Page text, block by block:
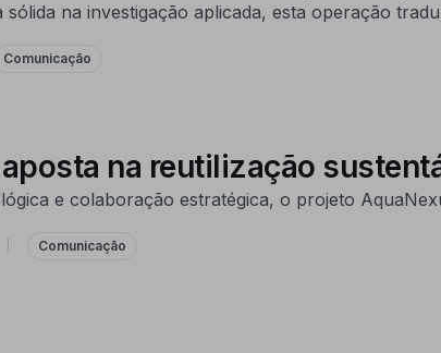
sólida na investigação aplicada, esta operação
Comunicação
na reutilização
e colaboração estratégica, o projeto
Comunicação